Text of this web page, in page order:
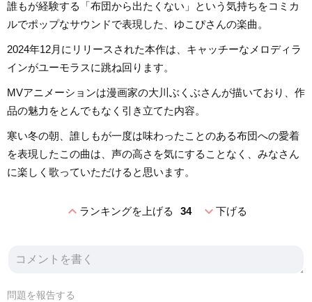
誰もが経験する「布団から出たくない」という気持ちをコミカ
ルでポップなサウンドで表現した、ゆこぴさんの楽曲。
2024年12月にリリースされた本作は、キャッチーなメロディラ
インがユーモラスに跳ね回ります。
MVアニメーションは漫画家の大川ぶくぶさんが描いており、作
品の魅力をとんでもなく引き立てた内容。
寒い冬の朝、誰しもが一度は味わったことのある布団への愛着
を表現したこの曲は、声の高さを気にすることなく、みなさん
に楽しく歌っていただけると思います。
expand_lessランキングを上げる 34 expand_more下げる
問題を報告する